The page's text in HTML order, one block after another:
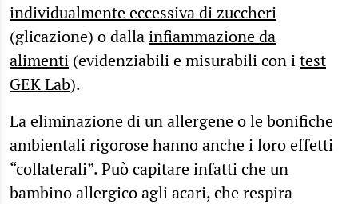
individualmente eccessiva di zuccheri
(glicazione) o dallainfiammazione da
alimenti (evidenziabili e misurabili con itest
GEK Lab).
La eliminazione di un allergene o le bonifiche
ambientali rigorose hanno anche i loro effetti
“collaterali”. Può capitare infatti che un
bambino allergico agli acari, che respira